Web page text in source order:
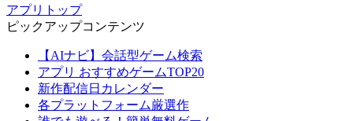
アプリトップ
ピックアップコンテンツ
【AIナビ】会話型ゲーム検索
アプリ おすすめゲームTOP20
新作配信日カレンダー
各プラットフォーム厳選作